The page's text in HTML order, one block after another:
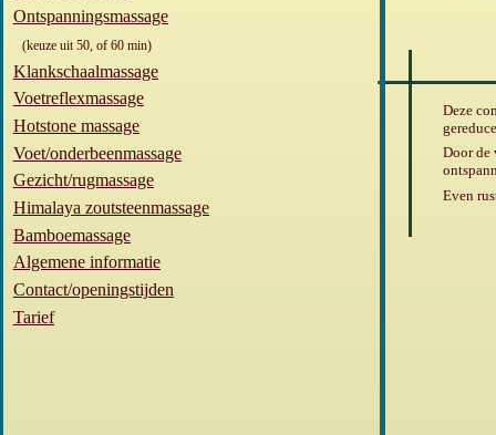
Ontspanningsmassage
(keuze uit 50, of 60 min)
Klankschaalmassage
Voetreflexmassage
Hotstone massage
Voet/onderbeenmassage
Gezicht/rugmassage
Himalaya zoutsteenmassage
Bamboemassage
Algemene informatie
Contact/openingstijden
Tarief
Deze
Door de
Even